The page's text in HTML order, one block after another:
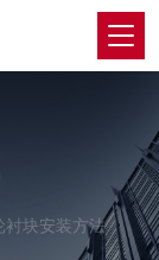
衬块安装方法